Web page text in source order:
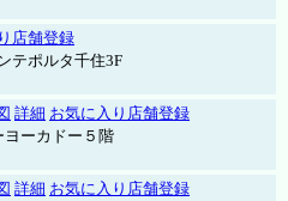
店舗登録
テポルタ千住3F
詳細 お気に入り店舗登録
ヨーカドー５階
詳細 お気に入り店舗登録